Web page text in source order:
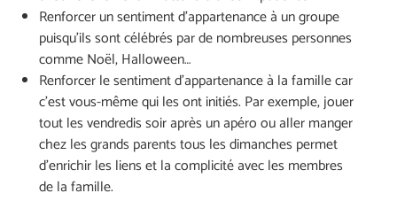
Renforcer un sentiment d’appartenance à un groupe
puisqu’ils sont célébrés par de nombreuses personnes
comme Noël, Halloween…
Renforcer le sentiment d’appartenance à la famille car
c’est vous-même qui les ont initiés. Par exemple, jouer
tout les vendredis soir après un apéro ou aller manger
chez les grands parents tous les dimanches permet
d’enrichir les liens et la complicité avec les membres
de la famille.